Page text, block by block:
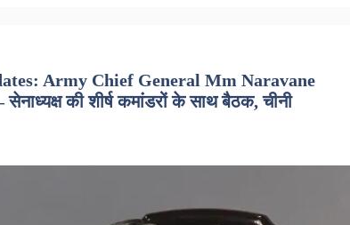
Army Chief General Mm Naravane
की शीर्ष कमांडरों के साथ बैठक, चीनी